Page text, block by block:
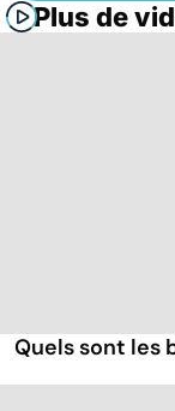
Plus de
Quels sont les